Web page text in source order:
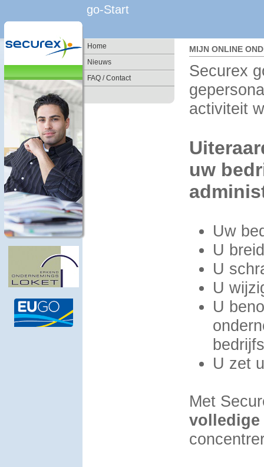
go-Start
Home
Nieuws
FAQ / Contact
MIJN ONLINE
Securex
activiteit
uw
Uw
U
U
U
U
U zet
Met